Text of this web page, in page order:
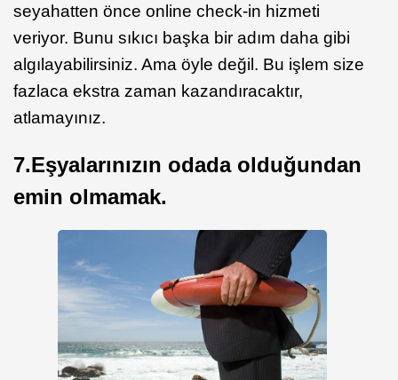
seyahatten önce online check-in hizmeti
veriyor. Bunu sıkıcı başka bir adım daha gibi
algılayabilirsiniz. Ama öyle değil. Bu işlem size
fazlaca ekstra zaman kazandıracaktır,
atlamayınız.
7.Eşyalarınızın odada olduğundan
emin olmamak.